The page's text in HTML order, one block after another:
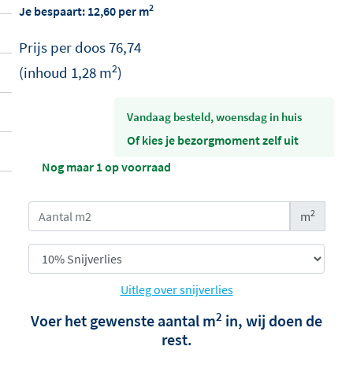
Je bespaart: 12,60 per m2
Prijs per doos76,74
(inhoud 1,28 m2)
vandaag besteld, woensdag in huis
Of kies je bezorgmoment zelf uit
Nog maar 1 op voorraad
m2
Uitleg over snijverlies
Voer het gewenste aantal m2 in, wij doen de
rest.